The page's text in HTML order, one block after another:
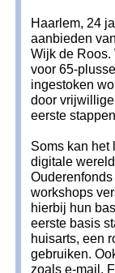
Haarlem, 24
aanbieden
Wijk de Roos.
voor 65-
ingestoken
door
eerste
Soms kan het
digitale
workshops
hierbij hun
eerste basis
huisarts, een
gebruiken.
zoals e-mail,